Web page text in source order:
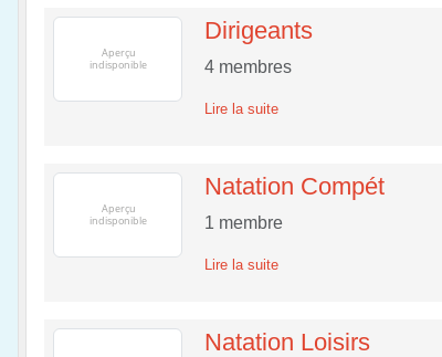
Dirigeants
4membres
Lire la suite
Natation Compét
1 membre
Lire la suite
Natation Loisirs